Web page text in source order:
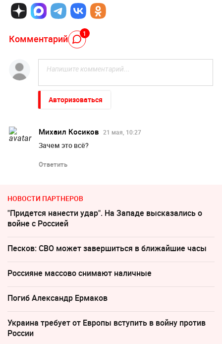
Комментарий 1
Авторизоваться
Михаил Косиков 21 мая, 10:27
Зачем это всё?
Ответить
НОВОСТИ ПАРТНЕРОВ
"Придется нанести удар". На Западе высказались о
войне с Россией
Песков: СВО может завершиться в ближайшие часы
Россияне массово снимают наличные
Погиб Александр Ермаков
Украина требует от Европы вступить в войну против
России